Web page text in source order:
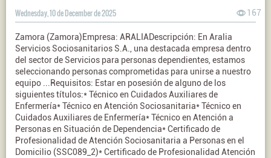
Wednesday, 10 de December de 2025 167
Zamora (Zamora)Empresa: ARALIADescripción: En Aralia
Servicios Sociosanitarios S.A., una destacada empresa dentro
del sector de Servicios para personas dependientes, estamos
seleccionando personas comprometidas para unirse a nuestro
equipo ...Requisitos: Estar en posesión de alguno de los
siguientes títulos:* Técnico en Cuidados Auxiliares de
Enfermería* Técnico en Atención Sociosanitaria* Técnico en
Cuidados Auxiliares de Enfermería* Técnico en Atención a
Personas en Situación de Dependencia* Certificado de
Profesionalidad de Atención Sociosanitaria a Personas en el
Domicilio (SSC089_2)* Certificado de Profesionalidad Atención